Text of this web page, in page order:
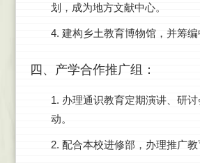
划，成为地方文献中心。
4. 建构乡土教育博物馆，并筹编
四、产学合作推广组：
1. 办理通识教育定期演讲、研
动。
2. 配合本校进修部，办理推广教